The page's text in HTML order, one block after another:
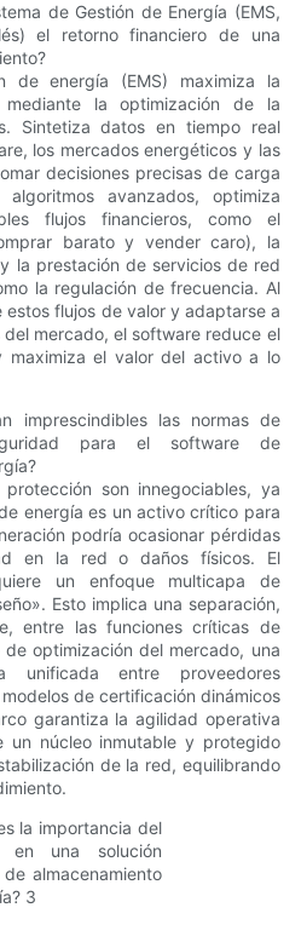
de Gestión de Energía (EMS,
el retorno financiero de una
de energía (EMS) maximiza la
mediante la optimización de la
Sintetiza datos en tiempo real
los mercados energéticos y las
decisiones precisas de carga
avanzados, optimiza
flujos financieros, como el
barato y vender caro), la
la prestación de servicios de red
la regulación de frecuencia. Al
flujos de valor y adaptarse a
mercado, el software reduce el
maximiza el valor del activo a lo
imprescindibles las normas de
para el software de
son innegociables, ya
energía es un activo crítico para
podría ocasionar pérdidas
en la red o daños físicos. El
un enfoque multicapa de
Esto implica una separación,
entre las funciones críticas de
optimización del mercado, una
unificada entre proveedores
de certificación dinámicos
garantiza la agilidad operativa
un núcleo inmutable y protegido
de la red, equilibrando